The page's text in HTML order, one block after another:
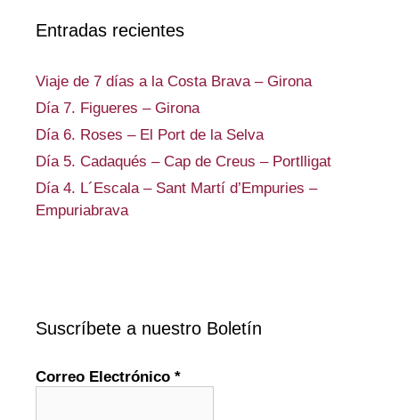
Entradas recientes
Viaje de 7 días a la Costa Brava – Girona
Día 7. Figueres – Girona
Día 6. Roses – El Port de la Selva
Día 5. Cadaqués – Cap de Creus – Portlligat
Día 4. L´Escala – Sant Martí d’Empuries –
Empuriabrava
Suscríbete a nuestro Boletín
Correo Electrónico *